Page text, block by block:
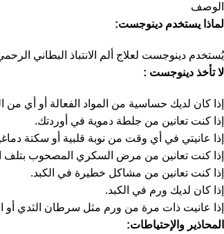
الوصف
لماذا يستخدم دينوجست:
يُستخدم دينوجست لعلاج ألم الانتباذ البطاني
لا تأخذ دينوجست :
إذا كان لديك حساسية من المواد الفعالة أو أي من
إذا كنت تعانين من جلطة دموية في أوردتك.
إذا عانيتي في أي وقت من نوبة قلبية أو سكتة
إذا كنت تعانين من مرض السكري المصحوب بتلف
إذا كنت تعانين من مشاكل خطيرة في الكبد.
إذا كان لديك ورم في الكبد.
إذا عانيت ذات مرة من ورم مثل سرطان الثدي أو
المحاذير والإحتياطات: